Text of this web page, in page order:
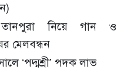
নিয়ে গান ও
মেলবন্ধন
‘পদ্মশ্রী’ পদক লাভ